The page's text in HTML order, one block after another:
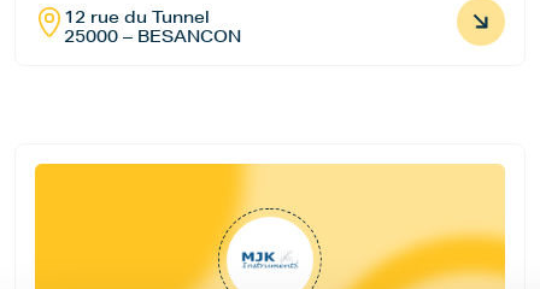
12 rue du Tunnel
25000 – BESANCON